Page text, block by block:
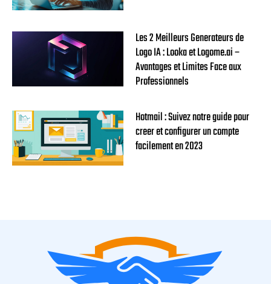
Les 2 Meilleurs Generateurs de
Logo IA : Looka et Logome.ai –
Avantages et Limites Face aux
Professionnels
Hotmail : Suivez notre guide pour
creer et configurer un compte
facilement en 2023